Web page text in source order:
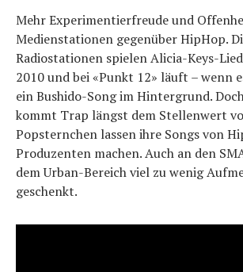
Mehr Experimentierfreude und
Medienstationen gegenüber HipHop.
Radiostationen spielen Alicia-Keys-
2010 und bei «Punkt 12» läuft – wenn
ein Bushido-Song im Hintergrund.
kommt Trap längst dem Stellenwert
Popsternchen lassen ihre Songs von
Produzenten machen. Auch an den
dem Urban-Bereich viel zu wenig
geschenkt.